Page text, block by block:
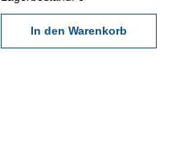
einklappbarer Kurbelarm und
Parkposition für den
Bandanfang zum Schutz vor
In den Warenkorb